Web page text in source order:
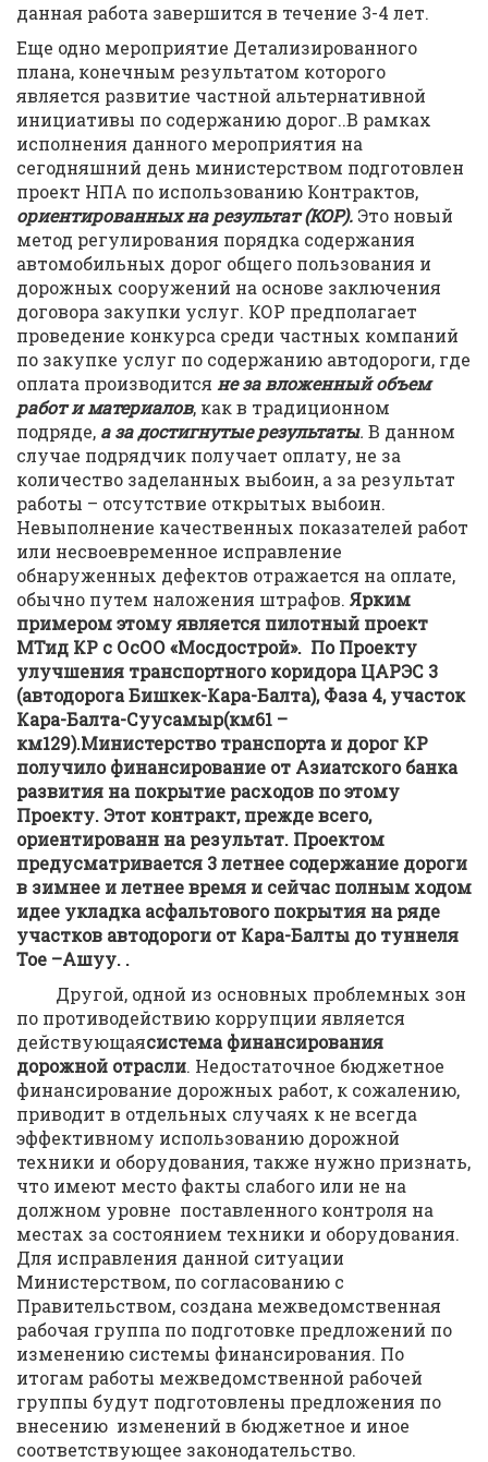
данная работа завершится в течение 3-4 лет.
Еще одно мероприятие Детализированного
плана, конечным результатом которого
является развитие частной альтернативной
инициативы по содержанию дорог..В рамках
исполнения данного мероприятия на
сегодняшний день министерством подготовлен
проект НПА по использованию Контрактов,
ориентированных на результат (КОР). Это новый
метод регулирования порядка содержания
автомобильных дорог общего пользования и
дорожных сооружений на основе заключения
договора закупки услуг. КОР предполагает
проведение конкурса среди частных компаний
по закупке услуг по содержанию автодороги, где
оплата производится не за вложенный объем
работ и материалов, как в традиционном
подряде, а за достигнутые результаты. В данном
случае подрядчик получает оплату, не за
количество заделанных выбоин, а за результат
работы – отсутствие открытых выбоин.
Невыполнение качественных показателей работ
или несвоевременное исправление
обнаруженных дефектов отражается на оплате,
обычно путем наложения штрафов. Ярким
примером этому является пилотный проект
МТид КР с ОсОО «Мосдострой». По Проекту
улучшения транспортного коридора ЦАРЭС 3
(автодорога Бишкек-Кара-Балта), Фаза 4, участок
Кара-Балта-Суусамыр(км61 –
км129).Министерство транспорта и дорог КР
получило финансирование от Азиатского банка
развития на покрытие расходов по этому
Проекту. Этот контракт, прежде всего,
ориентированн на результат. Проектом
предусматривается 3 летнее содержание дороги
в зимнее и летнее время и сейчас полным ходом
идее укладка асфальтового покрытия на ряде
участков автодороги от Кара-Балты до туннеля
Тое –Ашуу. .
Другой, одной из основных проблемных зон
по противодействию коррупции является
действующаясистема финансирования
дорожной отрасли. Недостаточное бюджетное
финансирование дорожных работ, к сожалению,
приводит в отдельных случаях к не всегда
эффективному использованию дорожной
техники и оборудования, также нужно признать,
что имеют место факты слабого или не на
должном уровне поставленного контроля на
местах за состоянием техники и оборудования.
Для исправления данной ситуации
Министерством, по согласованию с
Правительством, создана межведомственная
рабочая группа по подготовке предложений по
изменению системы финансирования. По
итогам работы межведомственной рабочей
группы будут подготовлены предложения по
внесению изменений в бюджетное и иное
соответствующее законодательство.